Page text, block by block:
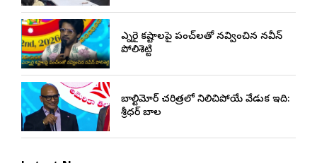
ఎన్నారై కష్టాలపై పంచ్‌లతో నవ్వించిన నవీన్
పోలిశెట్టి
బాల్టిమోర్ చరిత్రలో నిలిచిపోయే వేడుక ఇది:
శ్రీధర్ బానాల